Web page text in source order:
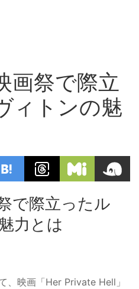
画祭で際立
ィトンの魅
で際立ったル
力とは
、映画「Her Private Hell」